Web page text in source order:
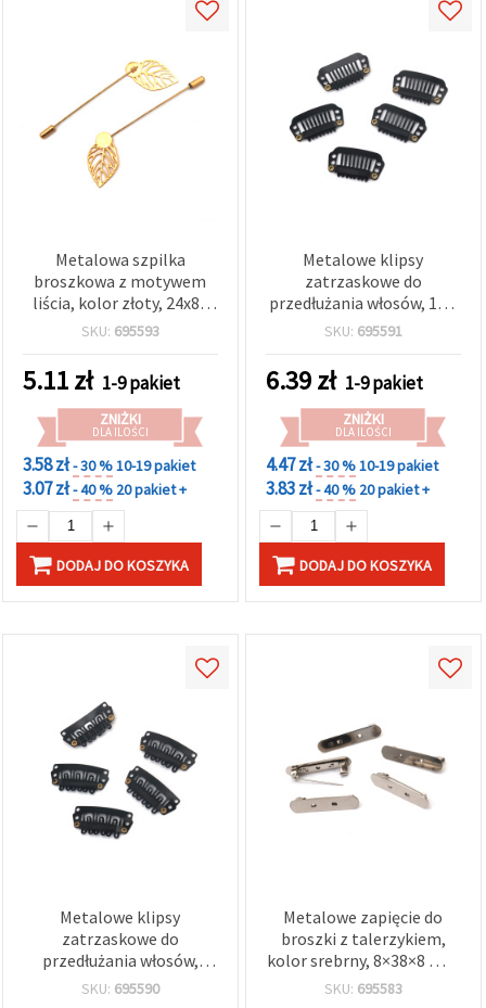
Metalowa szpilka
broszkowa z motywem
liścia, kolor złoty, 24x83
mm - 4 szt.
SKU: 695593
5.11zł 1-9 pakiet
ZNIŻKI
DLA ILOŚCI
3.58 zł- 30 %10-19 pakiet
3.07 zł- 40 % 20 pakiet +
DODAJ DO KOSZYKA
Metalowe klipsy
zatrzaskowe do
przedłużania włosów, 16 x
28 mm, czarne -
SKU: 695591
6.39zł 1-9 pakiet
ZNIŻKI
DLA ILOŚCI
4.47 zł- 30 %10-19 pakiet
3.83 zł- 40 % 20 pakiet +
DODAJ DO KOSZYKA
Metalowe klipsy
zatrzaskowe do
przedłużania włosów,
14x28 mm, czarne —
SKU: 695590
Metalowe zapięcie do
broszki z talerzykiem,
kolor srebrny, 8×38×8 mm
– zestaw 5 szt.
SKU: 695583